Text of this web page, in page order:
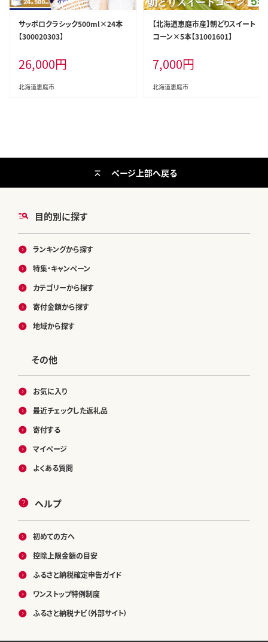
サッポロクラシック500ml×24本
【300020303】
26,000円
北海道恵庭市
【北海道恵庭市産】朝どりスイート
コーン×5本【31001601】
7,000円
北海道恵庭市
目的別に探す
ランキングから探す
特集・キャンペーン
カテゴリーから探す
寄付金額から探す
地域から探す
その他
お気に入り
最近チェックした返礼品
寄付する
マイページ
よくある質問
ヘルプ
初めての方へ
控除上限金額の目安
ふるさと納税確定申告ガイド
ワンストップ特例制度
ふるさと納税ナビ（外部サイト）
ページ上部へ戻る